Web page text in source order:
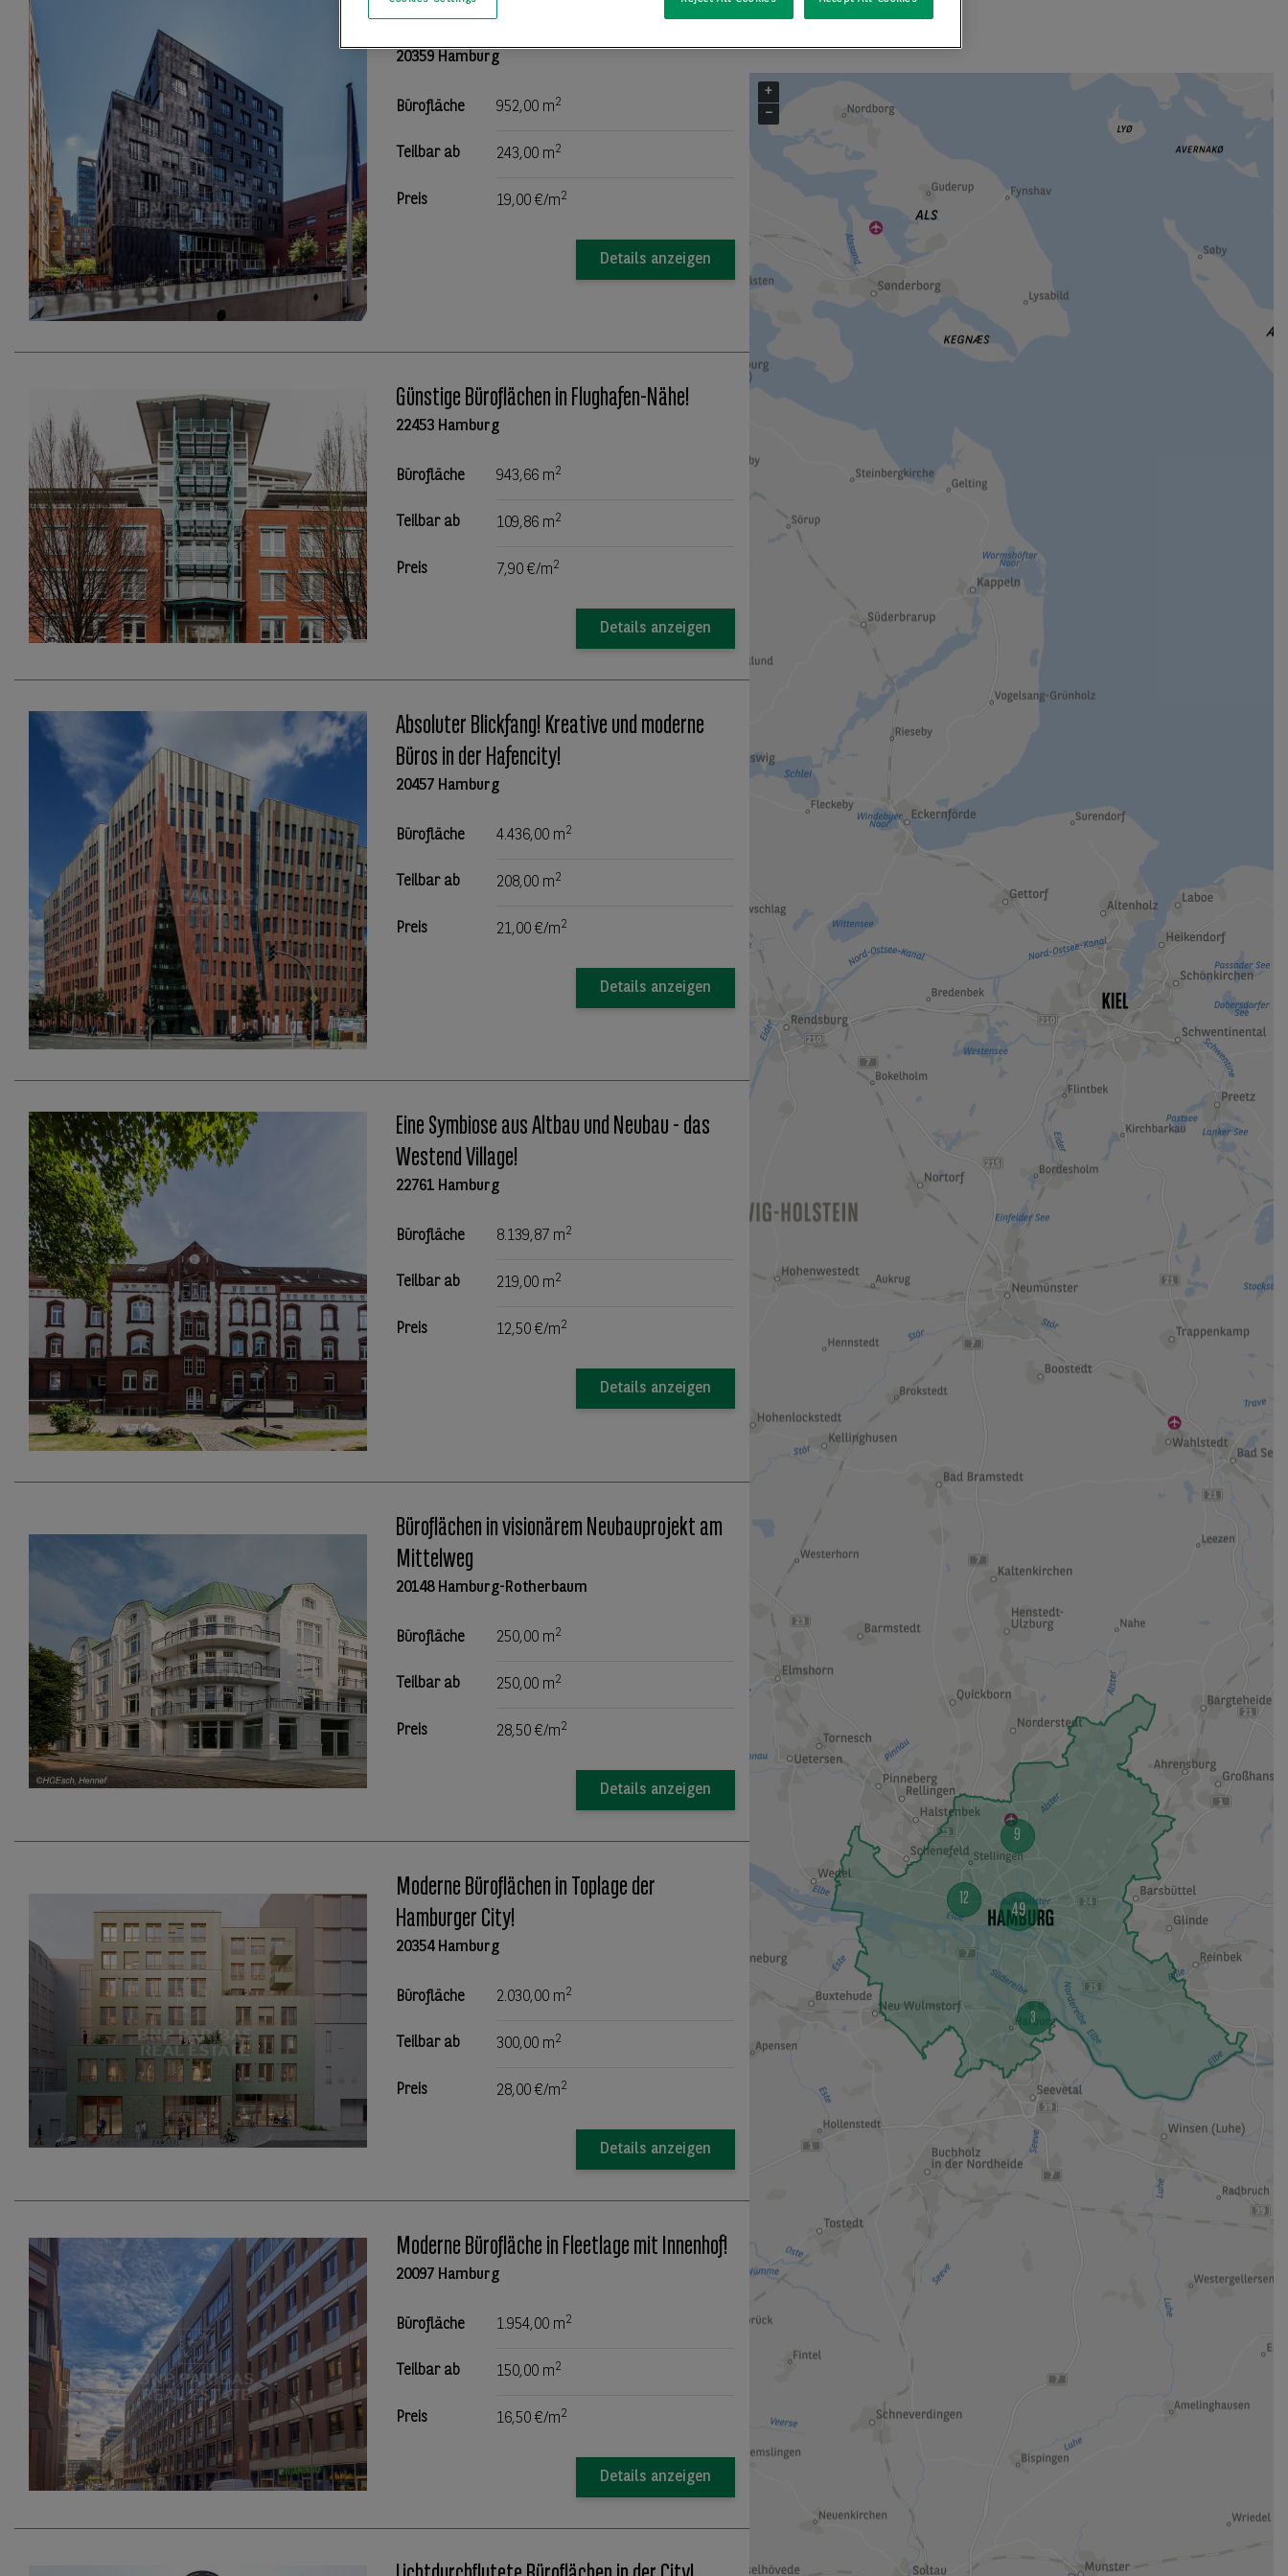
20359 Hamburg
Bürofläche 952,00 m2
Teilbar ab 243,00 m2
Preis 19,00 €/m2
Details anzeigen
Günstige Büroflächen in Flughafen-Nähe!
22453 Hamburg
Bürofläche 943,66 m2
Teilbar ab 109,86 m2
Preis 7,90 €/m2
Details anzeigen
Absoluter Blickfang! Kreative und moderne
Büros in der Hafencity!
20457 Hamburg
Bürofläche 4.436,00 m2
Teilbar ab 208,00 m2
Preis 21,00 €/m2
Details anzeigen
Eine Symbiose aus Altbau und Neubau - das
Westend Village!
22761 Hamburg
Bürofläche 8.139,87 m2
Teilbar ab 219,00 m2
Preis 12,50 €/m2
Details anzeigen
Büroflächen in visionärem Neubauprojekt am
Mittelweg
20148 Hamburg-Rotherbaum
Bürofläche 250,00 m2
Teilbar ab 250,00 m2
Preis 28,50 €/m2
Details anzeigen
Moderne Büroflächen in Toplage der
Hamburger City!
20354 Hamburg
Bürofläche 2.030,00 m2
Teilbar ab 300,00 m2
Preis 28,00 €/m2
Details anzeigen
Moderne Bürofläche in Fleetlage mit Innenhof!
20097 Hamburg
Bürofläche 1.954,00 m2
Teilbar ab 150,00 m2
Preis 16,50 €/m2
Details anzeigen
+
−